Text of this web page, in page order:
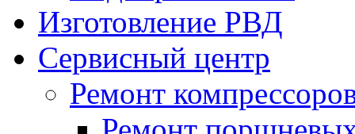
Изготовление РВД
Сервисный центр
Ремонт